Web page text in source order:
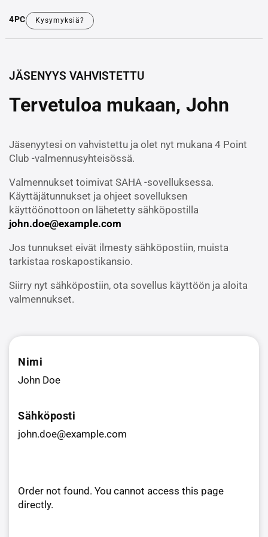
4PC Kysymyksiä?
JÄSENYYS VAHVISTETTU
Tervetuloa mukaan, John
Jäsenyytesi on vahvistettu ja olet nyt mukana 4 Point
Club -valmennusyhteisössä.
Valmennukset toimivat SAHA -sovelluksessa.
Käyttäjätunnukset ja ohjeet sovelluksen
käyttöönottoon on lähetetty sähköpostilla
john.doe@example.com
Jos tunnukset eivät ilmesty sähköpostiin, muista
tarkistaa roskapostikansio.
Siirry nyt sähköpostiin, ota sovellus käyttöön ja aloita
valmennukset.
Nimi
John Doe
Sähköposti
john.doe@example.com
Order not found. You cannot access this page
directly.